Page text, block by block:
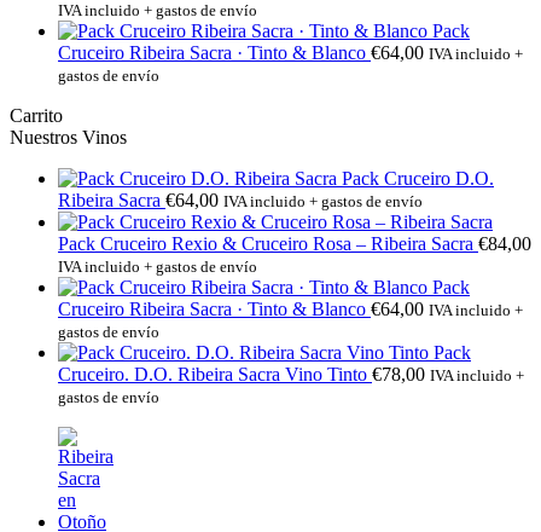
IVA incluido + gastos de envío
Pack
Cruceiro Ribeira Sacra · Tinto & Blanco €64,00 IVA incluido +
gastos de envío
Carrito
Nuestros Vinos
Pack Cruceiro D.O.
Ribeira Sacra €64,00 IVA incluido + gastos de envío
Pack Cruceiro Rexio & Cruceiro Rosa – Ribeira Sacra €84,00
IVA incluido + gastos de envío
Pack
Cruceiro Ribeira Sacra · Tinto & Blanco €64,00 IVA incluido +
gastos de envío
Pack
Cruceiro. D.O. Ribeira Sacra Vino Tinto €78,00 IVA incluido +
gastos de envío